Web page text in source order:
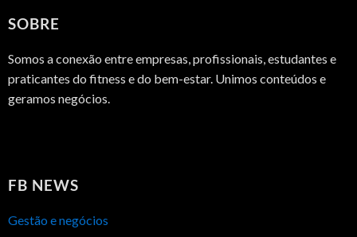
SOBRE
Somos a conexão entre empresas, profissionais, estudantes e
praticantes do fitness e do bem-estar. Unimos conteúdos e
geramos negócios.
FB NEWS
Gestão e negócios